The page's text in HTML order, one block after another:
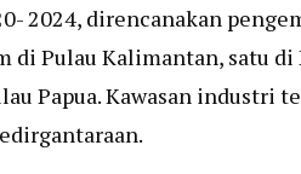
2024, direncanakan
di Pulau Kalimantan, satu
Papua. Kawasan industri